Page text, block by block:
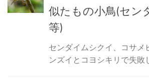
似たもの小鳥(セン
等)
センダイムシクイ、コサメ
ンズイとコヨシキリで失敗し